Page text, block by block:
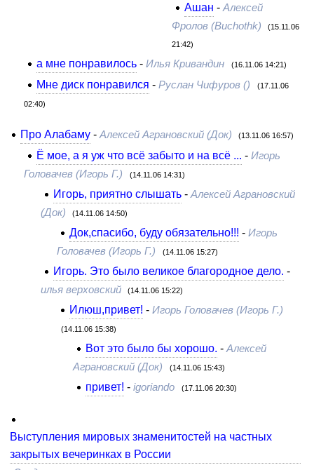
Ашан - Алексей
Фролов (Buchothk)
(15.11.06
21:42)
а мне понравилось -Илья Кривандин (16.11.06 14:21)
Мне диск понравился -Руслан Чифуров () (17.11.06
02:40)
Про Алабаму- Алексей Аграновский (Док) (13.11.06 16:57)
Ё мое, а я уж что всё забыто и на всё ... -Игорь
Головачев (Игорь Г.)
(14.11.06 14:31)
Игорь, приятно слышать- Алексей Аграновский
(Док)
(14.11.06 14:50)
Док,спасибо, буду обязательно!!! - Игорь
Головачев (Игорь Г.)
(14.11.06 15:27)
Игорь. Это было великое благородное дело. -
илья верховский (14.11.06 15:22)
Илюш,привет! - Игорь Головачев (Игорь Г.)
(14.11.06 15:38)
Вот это было бы хорошо. -Алексей
Аграновский (Док)
(14.11.06 15:43)
привет! -igoriando (17.11.06 20:30)
Выступления мировых знаменитостей на частных
закрытых вечеринках в России